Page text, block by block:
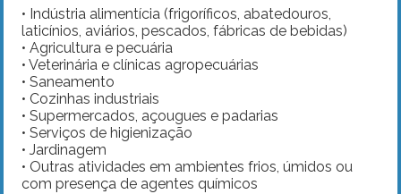
• Indústria alimentícia (frigoríficos, abatedouros,
laticínios, aviários, pescados, fábricas de bebidas)
• Agricultura e pecuária
• Veterinária e clínicas agropecuárias
• Saneamento
• Cozinhas industriais
• Supermercados, açougues e padarias
• Serviços de higienização
• Jardinagem
• Outras atividades em ambientes frios, úmidos ou
com presença de agentes químicos